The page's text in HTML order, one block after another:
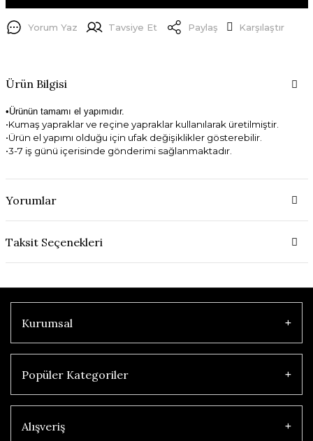
Yorum Yaz Tavsiye Et Paylaş Karşılaştır
Ürün Bilgisi
•Ürünün tamamı el yapımıdır.
•Kumaş yapraklar ve reçine yapraklar kullanılarak üretilmiştir.
•Ürün el yapımı olduğu için ufak değişiklikler gösterebilir.
•3-7 iş günü içerisinde gönderimi sağlanmaktadır.
Yorumlar
Taksit Seçenekleri
Kurumsal
Popüler Kategoriler
Alışveriş